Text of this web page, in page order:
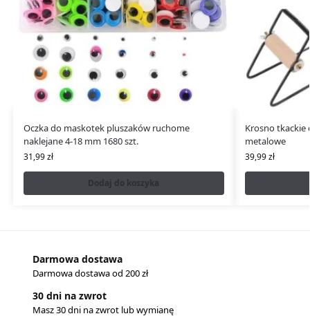
Oczka do maskotek pluszaków ruchome
naklejane 4-18 mm 1680 szt.
31,99zł
Dodaj do koszyka
Krosno
metalowe
39,99zł
Darmowa dostawa
Darmowa dostawa od 200 zł
30 dni na zwrot
Masz 30 dni na zwrot lub wymianę